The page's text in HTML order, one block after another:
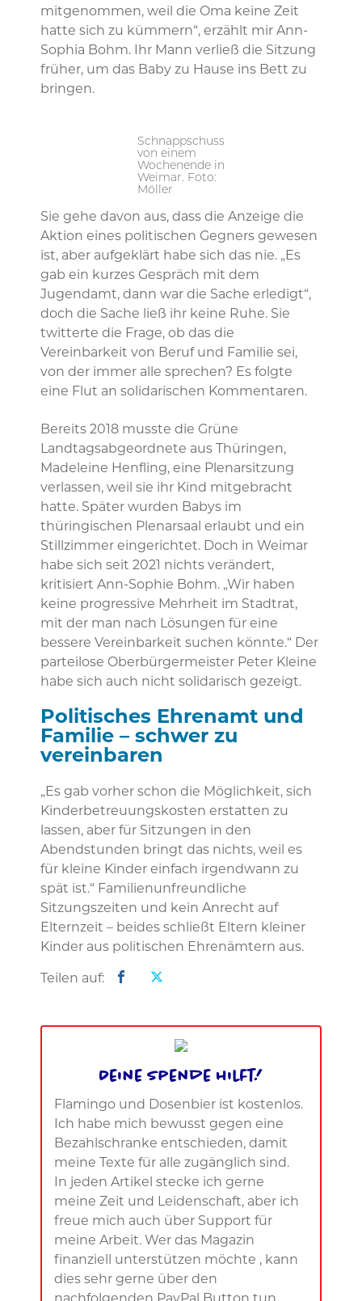
mitgenommen, weil die Oma keine Zeit
hatte sich zu kümmern“, erzählt mir Ann-
Sophia Bohm. Ihr Mann verließ die Sitzung
früher, um das Baby zu Hause ins Bett zu
bringen.
Schnappschuss
von einem
Wochenende in
Weimar. Foto:
Möller
Sie gehe davon aus, dass die Anzeige die
Aktion eines politischen Gegners gewesen
ist, aber aufgeklärt habe sich das nie. „Es
gab ein kurzes Gespräch mit dem
Jugendamt, dann war die Sache erledigt“,
doch die Sache ließ ihr keine Ruhe. Sie
twitterte die Frage, ob das die
Vereinbarkeit von Beruf und Familie sei,
von der immer alle sprechen? Es folgte
eine Flut an solidarischen Kommentaren.
Bereits 2018 musste die Grüne
Landtagsabgeordnete aus Thüringen,
Madeleine Henfling, eine Plenarsitzung
verlassen, weil sie ihr Kind mitgebracht
hatte. Später wurden Babys im
thüringischen Plenarsaal erlaubt und ein
Stillzimmer eingerichtet. Doch in Weimar
habe sich seit 2021 nichts verändert,
kritisiert Ann-Sophie Bohm. „Wir haben
keine progressive Mehrheit im Stadtrat,
mit der man nach Lösungen für eine
bessere Vereinbarkeit suchen könnte.“ Der
parteilose Oberbürgermeister Peter Kleine
habe sich auch nicht solidarisch gezeigt.
Politisches Ehrenamt und
Familie – schwer zu
vereinbaren
„Es gab vorher schon die Möglichkeit, sich
Kinderbetreuungskosten erstatten zu
lassen, aber für Sitzungen in den
Abendstunden bringt das nichts, weil es
für kleine Kinder einfach irgendwann zu
spät ist.“ Familienunfreundliche
Sitzungszeiten und kein Anrecht auf
Elternzeit – beides schließt Eltern kleiner
Kinder aus politischen Ehrenämtern aus.
Teilen auf:
Deine Spende hilft!
Flamingo und Dosenbier ist kostenlos.
Ich habe mich bewusst gegen eine
Bezahlschranke entschieden, damit
meine Texte für alle zugänglich sind.
In jeden Artikel stecke ich gerne
meine Zeit und Leidenschaft, aber ich
freue mich auch über Support für
meine Arbeit. Wer das Magazin
finanziell unterstützen möchte , kann
dies sehr gerne über den